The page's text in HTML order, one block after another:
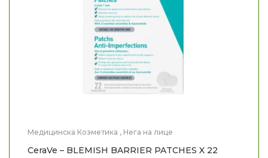
Медицинска Козметика , Нега на лице
CeraVe – BLEMISH BARRIER PATCHES X 22